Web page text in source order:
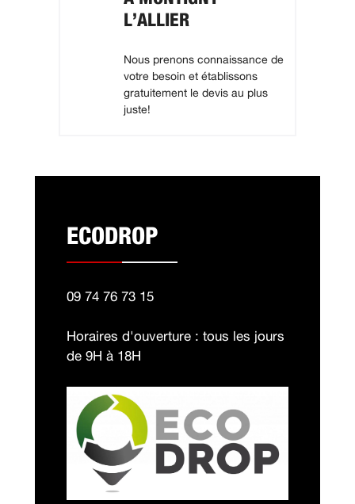
L’ALLIER
Nous prenons connaissance de
votre besoin et établissons
gratuitement le devis au plus
juste!
ECODROP
09 74 76 73 15
Horaires d'ouverture : tous les jours
de 9H à 18H